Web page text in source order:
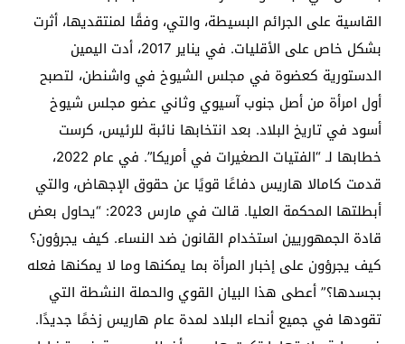
القاسية على الجرائم البسيطة، والتي، وفقًا لمنتقديها، أثرت
بشكل خاص على الأقليات. في يناير 2017، أدت اليمين
الدستورية كعضوة في مجلس الشيوخ في واشنطن، لتصبح
أول امرأة من أصل جنوب آسيوي وثاني عضو مجلس شيوخ
أسود في تاريخ البلاد. بعد انتخابها نائبة للرئيس، كرست
خطابها لـ “الفتيات الصغيرات في أمريكا”. في عام 2022،
قدمت كامالا هاريس دفاعًا قويًا عن حقوق الإجهاض، والتي
أبطلتها المحكمة العليا. قالت في مارس 2023: “يحاول بعض
قادة الجمهوريين استخدام القانون ضد النساء. كيف يجرؤون؟
كيف يجرؤون على إخبار المرأة بما يمكنها وما لا يمكنها فعله
بجسدها؟” أعطى هذا البيان القوي والحملة النشطة التي
تقودها في جميع أنحاء البلاد لمدة عام هاريس زخمًا جديدًا.